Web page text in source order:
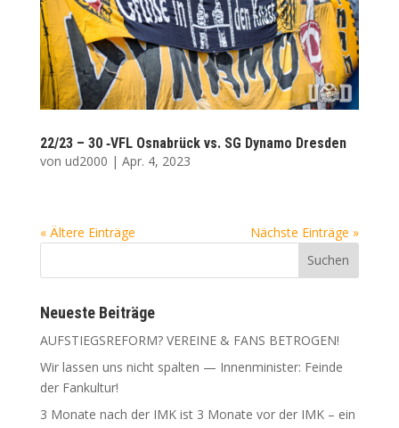
22/23 – 30 ‑VFL Osna­brück vs. SG Dyna­mo Dresden
von ud2000 | Apr. 4, 2023
« Ältere Einträge Nächste Einträge »
Neu­es­te Beiträge
AUFSTIEGSREFORM? VEREINE & FANS BETROGEN!
Wir las­sen uns nicht spal­ten — Innen­mi­nis­ter: Fein­de
der Fankultur!
3 Mona­te nach der IMK ist 3 Mona­te vor der IMK – ein